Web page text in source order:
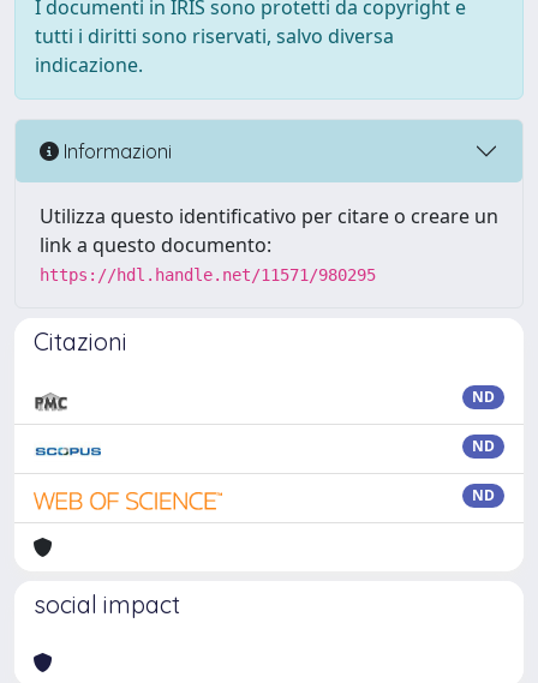
I documenti in IRIS sono protetti da copyright e
tutti i diritti sono riservati, salvo diversa
indicazione.
Informazioni
Utilizza questo identificativo per citare o creare un
link a questo documento:
https://hdl.handle.net/11571/980295
Citazioni
ND
ND
ND
social impact